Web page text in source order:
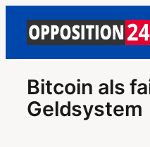
Bitcoin als
Geldsystem